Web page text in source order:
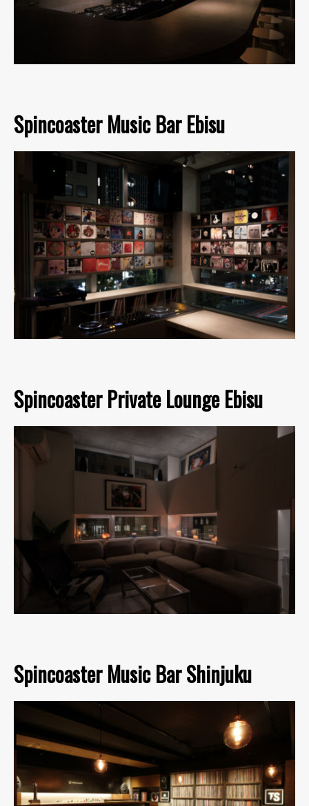
Spincoaster Music Bar Ebisu
Spincoaster Private Lounge Ebisu
Spincoaster Music Bar Shinjuku